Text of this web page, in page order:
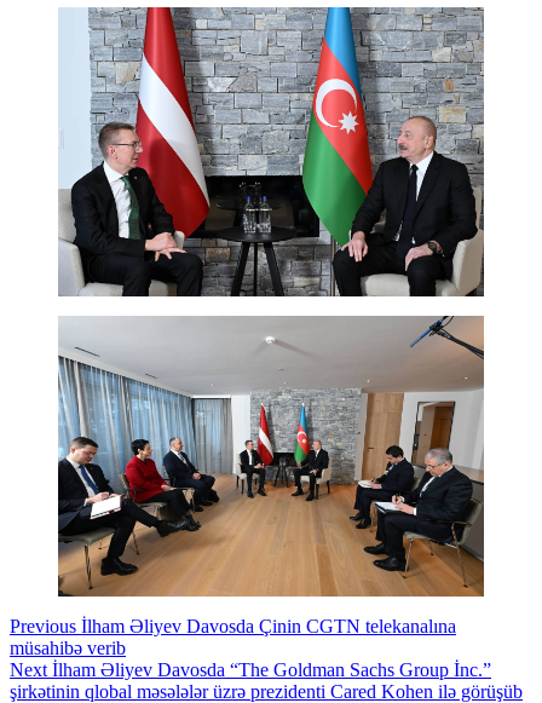
Continue
Reading
Previous İlham Əliyev Davosda Çinin CGTN telekanalına
müsahibə verib
Next İlham Əliyev Davosda “The Goldman Sachs Group İnc.”
şirkətinin qlobal məsələlər üzrə prezidenti Cared Kohen ilə görüşüb